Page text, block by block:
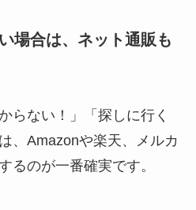
場合は、ネット通販も
らない！」「探しに行く
、Amazonや楽天、メルカ
るのが一番確実です。